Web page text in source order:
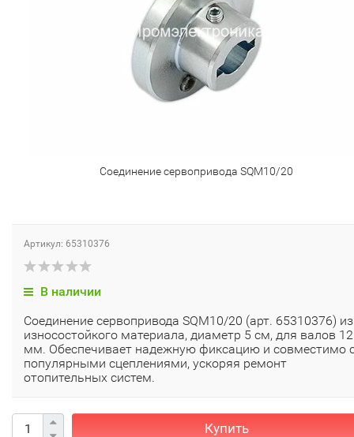
Соединение сервопривода SQM10/20
Артикул: 65310376
В наличии
Соединение сервопривода SQM10/20 (арт. 65310376) из
износостойкого материала, диаметр 5 см, для валов 12
мм. Обеспечивает надежную фиксацию и совместимо
популярными сцеплениями, ускоряя ремонт
отопительных систем.
Купить